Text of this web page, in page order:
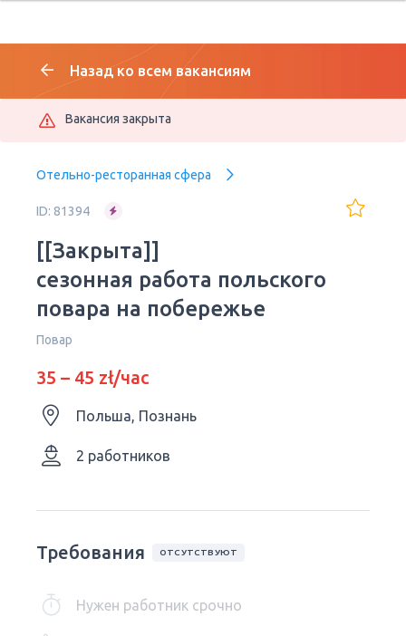
Назад ко всем вакансиям
Вакансия закрыта
Отельно-ресторанная сфера
ID: 81394
[[Закрыта]]
сезонная работа польского
повара на побережье
Повар
35 – 45 zł/час
Польша, Познань
2 работников
Требования ОТСУТСТВУЮТ
Нужен работник срочно